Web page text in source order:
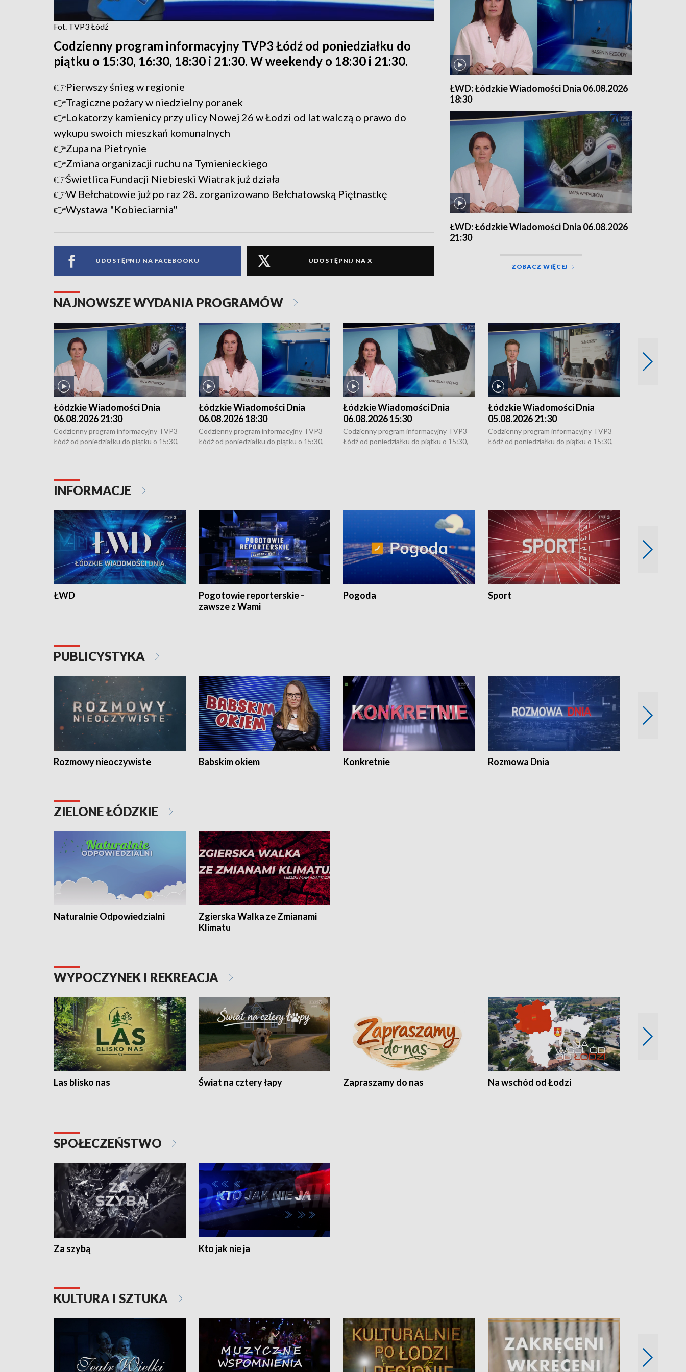
Fot. TVP3 Łódź
Codzienny program informacyjny TVP3 Łódź od poniedziałku do
piątku o 15:30, 16:30, 18:30 i 21:30. W weekendy o 18:30 i 21:30.
👉Pierwszy śnieg w regionie
👉Tragiczne pożary w niedzielny poranek
👉Lokatorzy kamienicy przy ulicy Nowej 26 w Łodzi od lat walczą o prawo do
wykupu swoich mieszkań komunalnych
👉Zupa na Pietrynie
👉Zmiana organizacji ruchu na Tymienieckiego
👉Świetlica Fundacji Niebieski Wiatrak już działa
👉W Bełchatowie już po raz 28. zorganizowano Bełchatowską Piętnastkę
👉Wystawa "Kobieciarnia"
UDOSTĘPNIJ NA FACEBOOKU UDOSTĘPNIJ NA X
ŁWD: Łódzkie Wiadomości Dnia 06.08.2026
18:30
ŁWD: Łódzkie Wiadomości Dnia 06.08.2026
21:30
ZOBACZ WIĘCEJ
NAJNOWSZE WYDANIA PROGRAMÓW
Łódzkie Wiadomości Dnia
06.08.2026 21:30
Codzienny program informacyjny TVP3
Łódź od poniedziałku do piątku o 15:30,
Łódzkie Wiadomości Dnia
06.08.2026 18:30
Codzienny program informacyjny TVP3
Łódź od poniedziałku do piątku o 15:30,
Łódzkie Wiadomości Dnia
06.08.2026 15:30
Codzienny program informacyjny TVP3
Łódź od poniedziałku do piątku o 15:30,
Łódzkie Wiadomości Dnia
05.08.2026 21:30
Codzienny program informacyjny TVP3
Łódź od poniedziałku do piątku o 15:30,
INFORMACJE
ŁWD
Pogotowie reporterskie -
zawsze z Wami
Pogoda Sport
PUBLICYSTYKA
Rozmowy nieoczywiste Babskim okiem Konkretnie Rozmowa Dnia
ZIELONE ŁÓDZKIE
Naturalnie Odpowiedzialni
Zgierska Walka ze Zmianami
Klimatu
WYPOCZYNEK I REKREACJA
Las blisko nas Świat na cztery łapy Zapraszamy do nas Na wschód od Łodzi
SPOŁECZEŃSTWO
Za szybą Kto jak nie ja
KULTURA I SZTUKA